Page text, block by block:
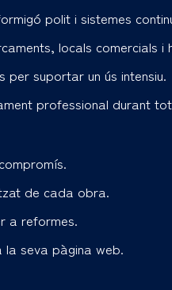
polit i sistemes
locals comercials i
suportar un ús intensiu.
professional durant
de cada obra.
a reformes.
seva pàgina web.